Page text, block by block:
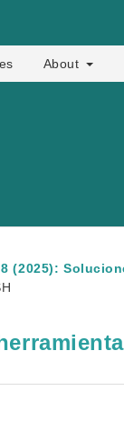
About
8 (2025):